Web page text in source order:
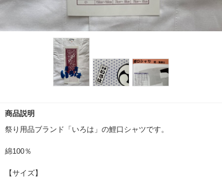
商品説明
祭り用品ブランド「いろは」の鯉口シャツです。
綿100％
【サイズ】